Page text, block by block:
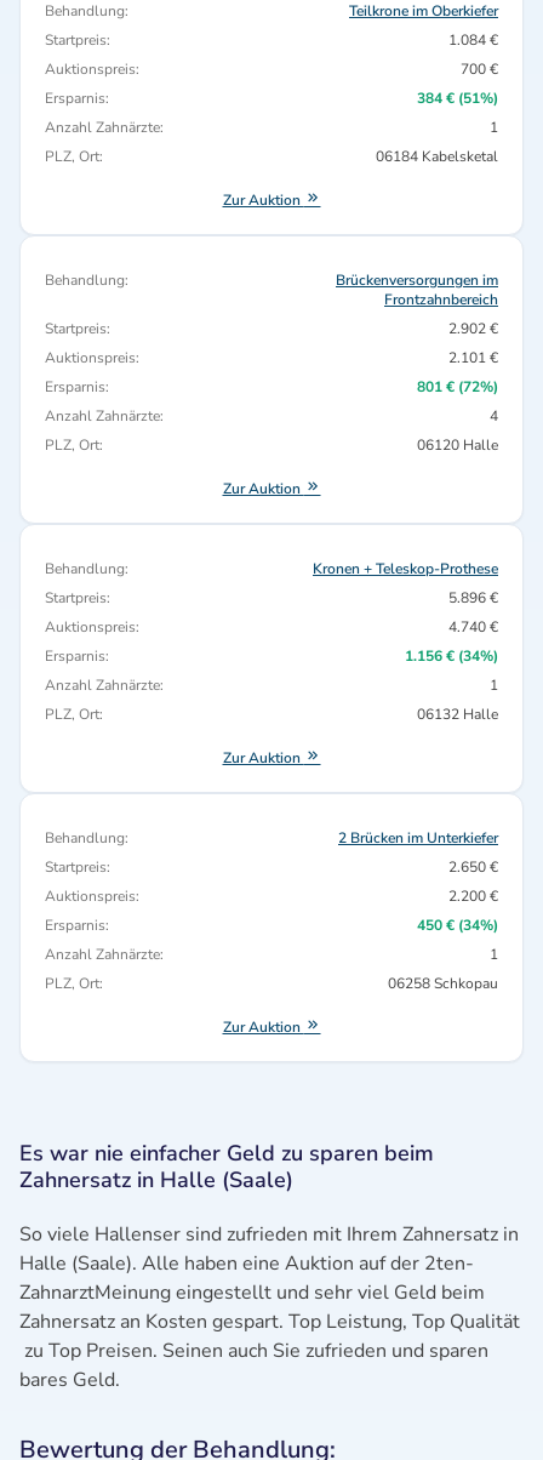
Behandlung:
Teilkrone im Oberkiefer
Startpreis:
1.084 €
Auktionspreis:
700 €
Ersparnis:
384 € (51%)
Anzahl Zahnärzte:
1
PLZ, Ort:
06184 Kabelsketal
Zur Auktion
Behandlung:
Brückenversorgungen im
Frontzahnbereich
Startpreis:
2.902 €
Auktionspreis:
2.101 €
Ersparnis:
801 € (72%)
Anzahl Zahnärzte:
4
PLZ, Ort:
06120 Halle
Zur Auktion
Behandlung:
Kronen + Teleskop-Prothese
Startpreis:
5.896 €
Auktionspreis:
4.740 €
Ersparnis:
1.156 € (34%)
Anzahl Zahnärzte:
1
PLZ, Ort:
06132 Halle
Zur Auktion
Behandlung:
2 Brücken im Unterkiefer
Startpreis:
2.650 €
Auktionspreis:
2.200 €
Ersparnis:
450 € (34%)
Anzahl Zahnärzte:
1
PLZ, Ort:
06258 Schkopau
Zur Auktion
Es war nie einfacher Geld zu sparen beim
Zahnersatz in Halle (Saale)
So viele Hallenser sind zufrieden mit Ihrem Zahnersatz in
Halle (Saale). Alle haben eine Auktion auf der 2ten-
ZahnarztMeinung eingestellt und sehr viel Geld beim
Zahnersatz an Kosten gespart. Top Leistung, Top Qualität
zu Top Preisen. Seinen auch Sie zufrieden und sparen
bares Geld.
Bewertung der Behandlung: